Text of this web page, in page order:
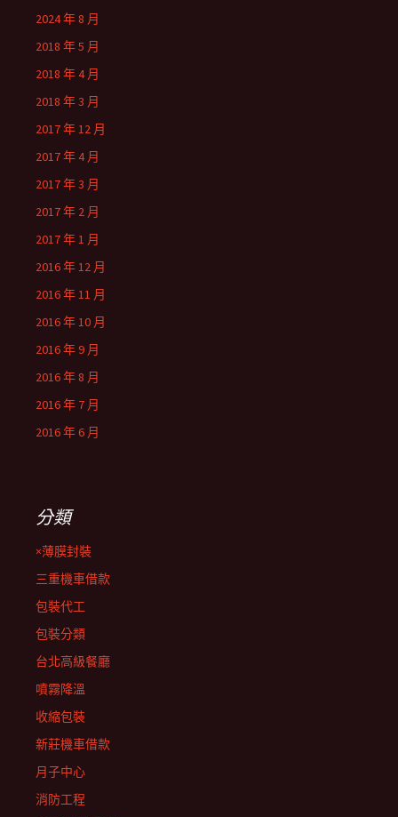
2024 年 8 月
2018 年 5 月
2018 年 4 月
2018 年 3 月
2017 年 12 月
2017 年 4 月
2017 年 3 月
2017 年 2 月
2017 年 1 月
2016 年 12 月
2016 年 11 月
2016 年 10 月
2016 年 9 月
2016 年 8 月
2016 年 7 月
2016 年 6 月
分類
×薄膜封裝
三重機車借款
包裝代工
包裝分類
台北高級餐廳
噴霧降溫
收縮包裝
新莊機車借款
月子中心
消防工程